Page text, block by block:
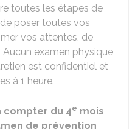
toutes les étapes de
poser toutes vos
vos attentes, de
examen physique
est confidentiel et
à 1 heure.
compter du 4e mois
de prévention